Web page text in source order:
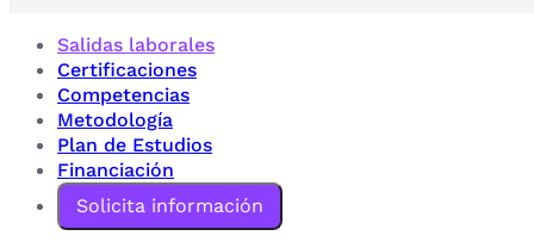
Salidas laborales
Certificaciones
Competencias
Metodología
Plan de Estudios
Financiación
Solicita información